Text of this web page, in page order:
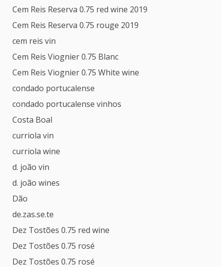
Cem Reis Reserva 0.75 red wine 2019
Cem Reis Reserva 0.75 rouge 2019
cem reis vin
Cem Reis Viognier 0.75 Blanc
Cem Reis Viognier 0.75 White wine
condado portucalense
condado portucalense vinhos
Costa Boal
curriola vin
curriola wine
d. joão vin
d. joão wines
Dão
de.zas.se.te
Dez Tostões 0.75 red wine
Dez Tostões 0.75 rosé
Dez Tostões 0.75 rosé